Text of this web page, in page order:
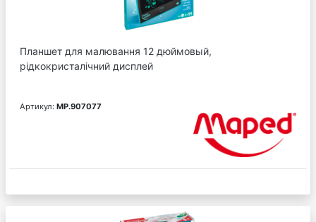
Планшет для малювання 12 дюймовый,
рідкокристалічний дисплей
Артикул: MP.907077